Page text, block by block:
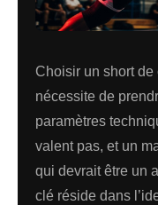
Choisir un short
nécessite de
paramètres
valent pas, et un
qui devrait être un
clé réside dans